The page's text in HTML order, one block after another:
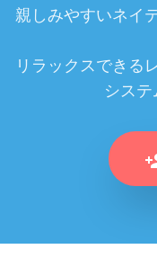
親しみやすいネイ
リラックスできる
システ